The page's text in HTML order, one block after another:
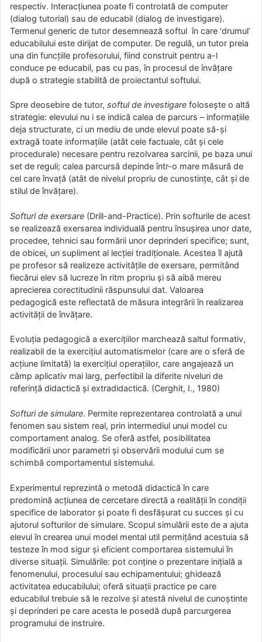
respectiv. Interacţiunea poate fi controlată de computer
(dialog tutorial) sau de educabil (dialog de investigare).
Termenul generic de tutor desemnează softul în care ‘drumul’
educabilului este dirijat de computer. De regulă, un tutor preia
una din funcţiile profesorului, fiind construit pentru a-l
conduce pe educabil, pas cu pas, în procesul de învăţare
după o strategie stabilită de proiectantul softului.
Spre deosebire de tutor, softul de investigare foloseşte o altă
strategie: elevului nu i se indică calea de parcurs – informaţiile
deja structurate, ci un mediu de unde elevul poate să-şi
extragă toate informaţiile (atât cele factuale, cât şi cele
procedurale) necesare pentru rezolvarea sarcinii, pe baza unui
set de reguli; calea parcursă depinde într-o mare măsură de
cel care învaţă (atât de nivelul propriu de cunostinţe, cât şi de
stilul de învăţare).
Softuri de exersare (Drill-and-Practice). Prin softurile de acest
se realizează exersarea individuală pentru însuşirea unor date,
procedee, tehnici sau formării unor deprinderi specifice; sunt,
de obicei, un supliment al lecţiei tradiţionale. Acestea îl ajută
pe profesor să realizeze activităţile de exersare, permitând
fiecărui elev să lucreze în ritm propriu şi să aibă mereu
aprecierea corectitudinii răspunsului dat. Valoarea
pedagogică este reflectată de măsura integrării în realizarea
activităţii de învăţare.
Evoluţia pedagogică a exerciţiilor marchează saltul formativ,
realizabil de la exerciţiul automatismelor (care are o sferă de
acţiune limitată) la exerciţiul operaţiilor, care angajează un
câmp aplicativ mai larg, perfectibil la diferite niveluri de
referinţă didactică şi extradidactică. (Cerghit, I., 1980)
Softuri de simulare. Permite reprezentarea controlată a unui
fenomen sau sistem real, prin intermediul unui model cu
comportament analog. Se oferă astfel, posibilitatea
modificării unor parametri şi observării modului cum se
schimbă comportamentul sistemului.
Experimentul reprezintă o metodă didactică în care
predomină acţiunea de cercetare directă a realităţii în condiţii
specifice de laborator şi poate fi desfăşurat cu succes şi cu
ajutorul softurilor de simulare. Scopul simulării este de a ajuta
elevul în crearea unui model mental util permiţând acestuia să
testeze în mod sigur şi eficient comportarea sistemului în
diverse situaţii. Simulările: pot conţine o prezentare iniţială a
fenomenului, procesului sau echipamentului; ghidează
activitatea educabilului; oferă situaţii practice pe care
educabilul trebuie să le rezolve şi atestă nivelul de cunoştinte
şi deprinderi pe care acesta le posedă după parcurgerea
programului de instruire.